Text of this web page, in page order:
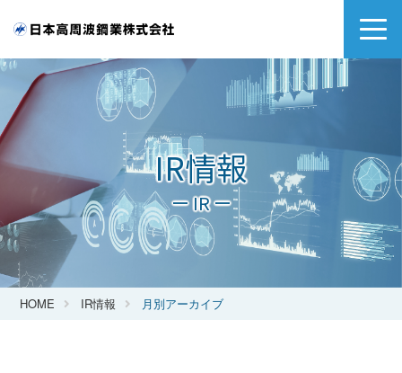
IR情報
ー IR ー
HOME IR情報 月別アーカイブ